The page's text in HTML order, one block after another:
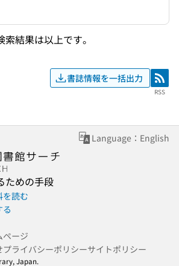
索結果は以上です。
書誌情報を一括出力 RSS
RSS
Language：English
ための手段
を読む
ページ
プライバシーポリシーサイトポリシー
Japan.